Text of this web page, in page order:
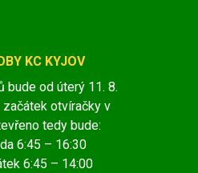
KC KYJOV
bude od úterý 11. 8.
začátek otvíračky v
tedy bude:
6:45 – 16:30
6:45 – 14:00